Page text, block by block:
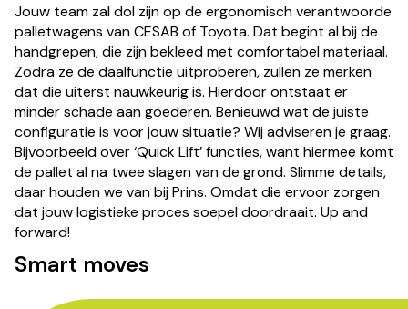
Jouw team zal dol zijn op de ergonomisch verantwoorde
palletwagens van CESAB of Toyota. Dat begint al bij de
handgrepen, die zijn bekleed met comfortabel materiaal.
Zodra ze de daalfunctie uitproberen, zullen ze merken
dat die uiterst nauwkeurig is. Hierdoor ontstaat er
minder schade aan goederen. Benieuwd wat de juiste
configuratie is voor jouw situatie? Wij adviseren je graag.
Bijvoorbeeld over ‘Quick Lift’ functies, want hiermee komt
de pallet al na twee slagen van de grond. Slimme details,
daar houden we van bij Prins. Omdat die ervoor zorgen
dat jouw logistieke proces soepel doordraait. Up and
forward!
Smart moves